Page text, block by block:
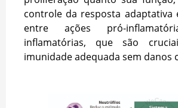
controle da resposta adaptativa
entre ações pró-
inflamatórias, que são
imunidade adequada sem danos